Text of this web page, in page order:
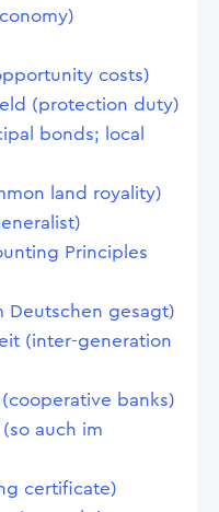
costs)
(protection duty)
bonds; local
land royality)
Principles
Deutschen gesagt)
(inter-generation
banks)
auch im
certificate)